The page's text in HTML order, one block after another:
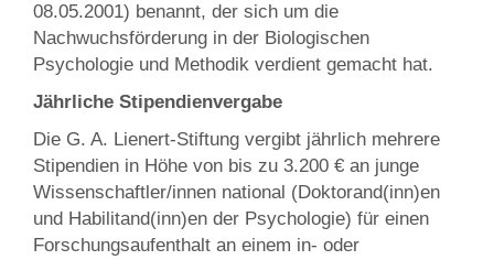
08.05.2001) benannt, der sich um die
Nachwuchsförderung in der Biologischen
Psychologie und Methodik verdient gemacht hat.
Jährliche Stipendienvergabe
Die G. A. Lienert-Stiftung vergibt jährlich mehrere
Stipendien in Höhe von bis zu 3.200 € an junge
Wissenschaftler/innen national (Doktorand(inn)en
und Habilitand(inn)en der Psychologie) für einen
Forschungsaufenthalt an einem in- oder